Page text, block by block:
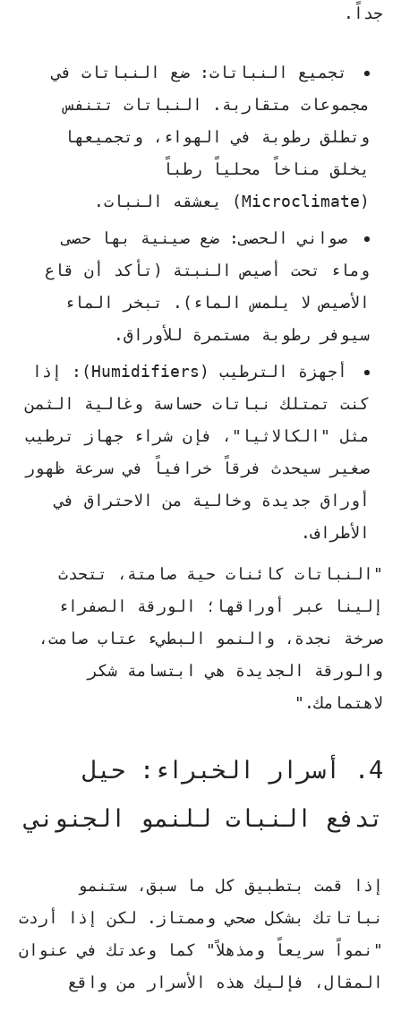
جداً.
تجميع النباتات:
ضع النباتات في
مجموعات متقاربة. النباتات تتنفس
وتطلق رطوبة في الهواء، وتجميعها
يخلق مناخاً محلياً رطباً
(Microclimate) يعشقه النبات.
صواني الحصى:
ضع صينية بها حصى
وماء تحت أصيص النبتة (تأكد أن قاع
الأصيص لا يلمس الماء). تبخر الماء
سيوفر رطوبة مستمرة للأوراق.
أجهزة الترطيب (Humidifiers):
إذا
كنت تمتلك نباتات حساسة وغالية الثمن
مثل "الكالاثيا"، فإن شراء جهاز ترطيب
صغير سيحدث فرقاً خرافياً في سرعة ظهور
أوراق جديدة وخالية من الاحتراق في
الأطراف.
"النباتات كائنات حية صامتة، تتحدث
إلينا عبر أوراقها؛ الورقة الصفراء
صرخة نجدة، والنمو البطيء عتاب صامت،
والورقة الجديدة هي ابتسامة شكر
لاهتمامك."
4. أسرار الخبراء: حيل
تدفع النبات للنمو الجنوني
إذا قمت بتطبيق كل ما سبق، ستنمو
نباتاتك بشكل صحي وممتاز. لكن إذا أردت
"نمواً سريعاً ومذهلاً" كما وعدتك في عنوان
المقال، فإليك هذه الأسرار من واقع